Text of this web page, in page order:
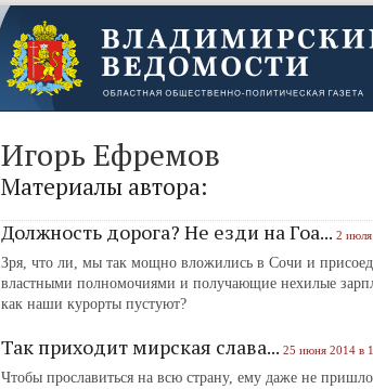
Игорь Ефремов
Материалы автора:
Должность дорога? Не езди на Гоа... 2
Зря, что ли, мы так мощно вложились в Сочи и
властными полномочиями и получающие нехилые
как наши курорты пустуют?
Так приходит мирская слава... 25 июня 2014 в
Чтобы прославиться на всю страну, ему даже не